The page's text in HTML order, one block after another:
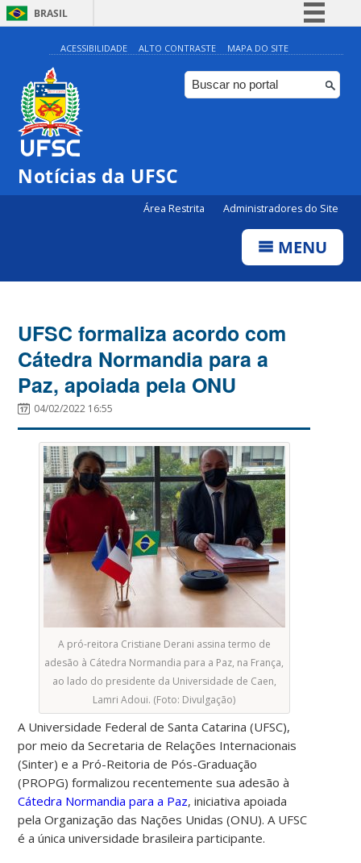
BRASIL
Simplifique!
Comunica BR
Participe
ACESSIBILIDADE ALTO CONTRASTE MAPA DO SITE
Notícias da UFSC
Área Restrita Administradores do Site
MENU
UFSC formaliza acordo com
Cátedra Normandia para a
Paz, apoiada pela ONU
04/02/2022 16:55
A pró-reitora Cristiane Derani assina termo de
adesão à Cátedra Normandia para a Paz, na França,
ao lado do presidente da Universidade de Caen,
Lamri Adoui. (Foto: Divulgação)
A Universidade Federal de Santa Catarina (UFSC),
por meio da Secretaria de Relações Internacionais
(Sinter) e a Pró-Reitoria de Pós-Graduação
(PROPG) formalizou recentemente sua adesão à
Cátedra Normandia para a Paz, iniciativa apoiada
pela Organização das Nações Unidas (ONU). A UFSC
é a única universidade brasileira participante.